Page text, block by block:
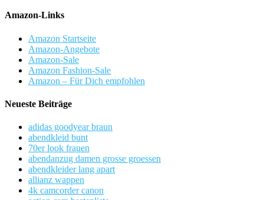
Amazon-Links
Amazon Startseite
Amazon-Angebote
Amazon-Sale
Amazon Fashion-Sale
Amazon – Für Dich empfohlen
Neueste Beiträge
adidas goodyear braun
abendkleid bunt
70er look frauen
abendanzug damen grosse groessen
abendkleider lang apart
allianz wappen
4k camcorder canon